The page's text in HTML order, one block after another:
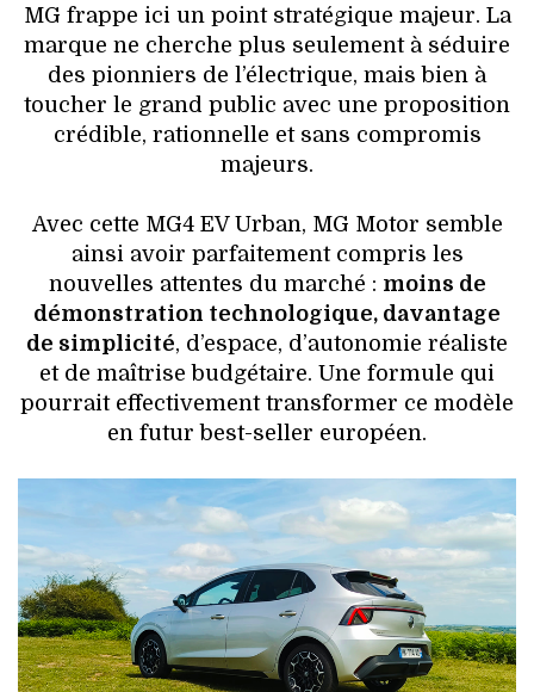
MG frappe ici un point stratégique majeur. La
marque ne cherche plus seulement à séduire
des pionniers de l’électrique, mais bien à
toucher le grand public avec une proposition
crédible, rationnelle et sans compromis
majeurs.
Avec cette MG4 EV Urban, MG Motor semble
ainsi avoir parfaitement compris les
nouvelles attentes du marché : moins de
démonstration technologique, davantage
de simplicité, d’espace, d’autonomie réaliste
et de maîtrise budgétaire. Une formule qui
pourrait effectivement transformer ce modèle
en futur best-seller européen.